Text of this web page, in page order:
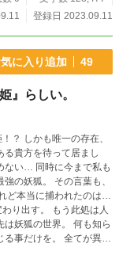
登録日 2023.09.11
に入り追加 49
』らしい。
？ しかも唯一の存在、
ない… 同時に今まで私も
もう此処は人
世界。 何も知ら
を。 全てが異種
知らな